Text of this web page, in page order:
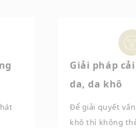
Giải pháp
da, da khô
Để giải quyết
khô thì không